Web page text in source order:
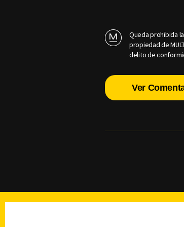
Queda prohibida
propiedad de
delito de
Ver